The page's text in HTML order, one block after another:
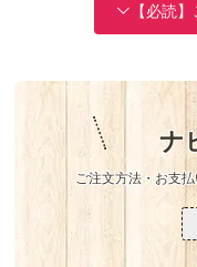
【必読
ナ
ご注文方法・お支